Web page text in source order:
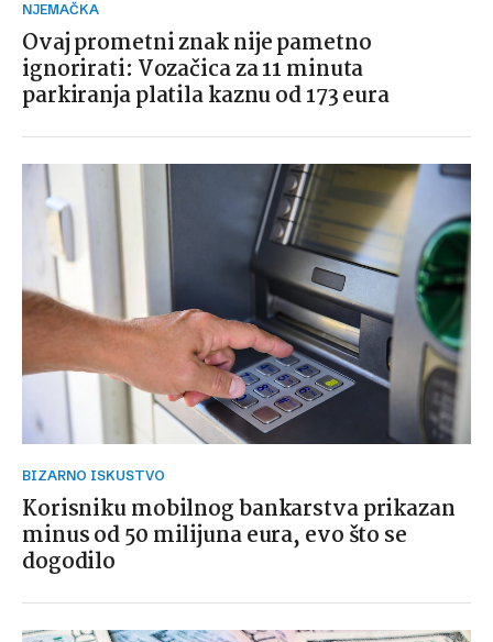
NJEMAČKA
Ovaj prometni znak nije pametno
ignorirati: Vozačica za 11 minuta
parkiranja platila kaznu od 173 eura
BIZARNO ISKUSTVO
Korisniku mobilnog bankarstva prikazan
minus od 50 milijuna eura, evo što se
dogodilo